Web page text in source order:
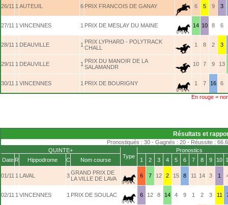
26/11 1 AUTEUIL 6 PRIX FRANCOIS DE GANAY 6 5 9 3
27/11 1 VINCENNES 1 PRIX DE MESLAY DU MAINE 14 10 8 6
28/11 1 DEAUVILLE 1 PRIX LYPHARD - POLYTRACK
CHALL
1 8 2 3
29/11 1 DEAUVILLE 1 PRIX DU MANOIR DE LA
SALAMANDR
10 7 9 13
30/11 1 VINCENNES 1 PRIX DE BOURIGNY 1 7 16 6
En rouge =
Résultats et
Pronostiqués : 30 - Gagnés : 20 - Réussite :
QUINTE+
Type
Pronostics
Date R Hippodrome C Nom course 1 2 3 4 5 6 7 8 9 10
01/11 1 LAVAL 3GRAND PRIX DE
LA VILLE DE LAVA
6 7 12 2 15 8 11 14 3 1
02/11 1 VINCENNES 1 PRIX DE SOULAC 6 12 8 14 4 9 1 2 3 11